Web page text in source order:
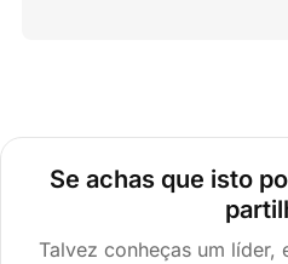
Se achas que isto
Talvez conheças um